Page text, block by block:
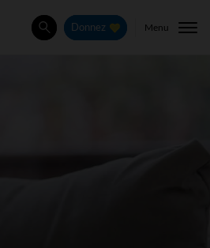
Rechercher
Donnez Menu